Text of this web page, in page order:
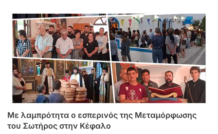
Με λαμπρότητα ο εσπερινός της Μεταμόρφωσης
του Σωτήρος στην Κέφαλο